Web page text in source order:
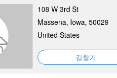
108 W 3rd St
Massena, Iowa, 50029
United States
길찾기